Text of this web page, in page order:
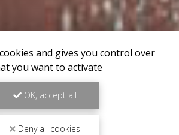
and gives you control over
you want to activate
OK, accept all
Deny all cookies